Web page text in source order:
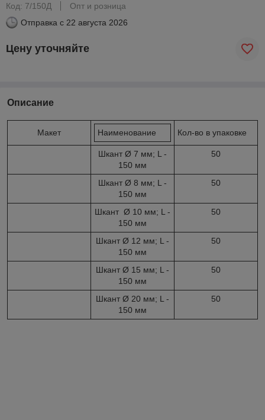
Код: 7/150Д
Опт и розница
Отправка с 22 августа 2026
Цену уточняйте
Описание
Макет Наименование Кол-во в упаковке
Шкант Ø 7 мм; L -
150 мм
50
Шкант Ø 8 мм; L -
150 мм
50
Шкант Ø 10 мм; L -
150 мм
50
Шкант Ø 12 мм; L -
150 мм
50
Шкант Ø 15 мм; L -
150 мм
50
Шкант Ø 20 мм; L -
150 мм
50